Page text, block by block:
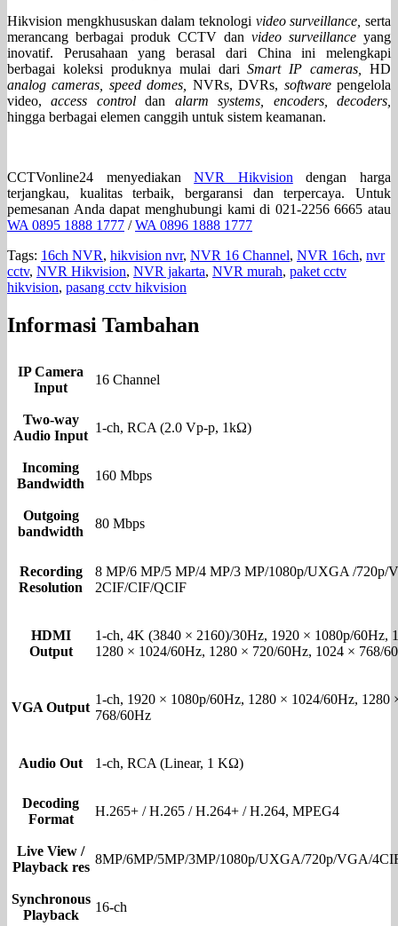
Hikvision mengkhususkan dalam teknologi video surveillance, serta
merancang berbagai produk CCTV dan video surveillance yang
inovatif. Perusahaan yang berasal dari China ini melengkapi
berbagai koleksi produknya mulai dariSmart IP cameras, HD
analog cameras, speed domes, NVRs, DVRs, softwarepengelola
video,access controldan alarm systems, encoders, decoders,
hingga berbagai elemen canggih untuk sistem keamanan.
CCTVonline24 menyediakanNVR Hikvisiondengan harga
terjangkau, kualitas terbaik, bergaransi dan terpercaya. Untuk
pemesanan Anda dapat menghubungi kami di 021-2256 6665 atau
WA 0895 1888 1777 /WA 0896 1888 1777
Tags: 16ch NVR, hikvision nvr, NVR 16 Channel, NVR 16ch, nvr
cctv, NVR Hikvision, NVR jakarta, NVR murah, paket cctv
hikvision, pasang cctv hikvision
Informasi Tambahan
IP Camera
Input
16 Channel
Two-way
Audio Input
1-ch, RCA (2.0 Vp-p, 1kΩ)
Incoming
Bandwidth
160 Mbps
Outgoing
bandwidth
80 Mbps
Recording
Resolution
8 MP/6 MP/5 MP/4 MP/3 MP/1080p/UXGA /720p/
2CIF/CIF/QCIF
HDMI
Output
1-ch, 4K (3840 × 2160)/30Hz, 1920 × 1080p/60Hz,
1280 × 1024/60Hz, 1280 × 720/60Hz, 1024 × 768/
VGA Output
1-ch, 1920 × 1080p/60Hz, 1280 × 1024/60Hz, 1280
768/60Hz
Audio Out 1-ch, RCA (Linear, 1 KΩ)
Decoding
Format
H.265+ / H.265 / H.264+ / H.264, MPEG4
Live View /
Playback res
8MP/6MP/5MP/3MP/1080p/UXGA/720p/VGA/
Synchronous
Playback
16-ch